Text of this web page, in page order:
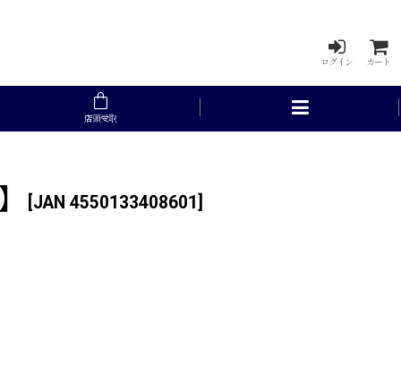
ログイン カート
店頭受取
JAN 4550133408601